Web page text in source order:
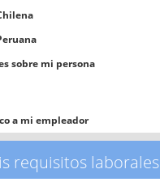
sobre mi persona
a mi empleador
requisitos laborales